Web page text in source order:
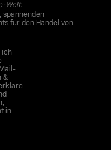
Welt.
spannenden
für den Handel von
ich
&
in